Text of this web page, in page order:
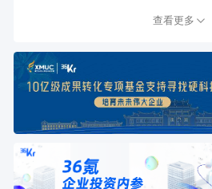
查看更多